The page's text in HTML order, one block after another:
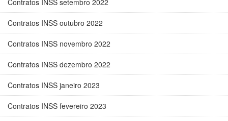
Contratos INSS setembro 2022
Contratos INSS outubro 2022
Contratos INSS novembro 2022
Contratos INSS dezembro 2022
Contratos INSS janeiro 2023
Contratos INSS fevereiro 2023